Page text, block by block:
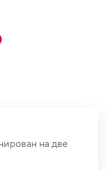
на две